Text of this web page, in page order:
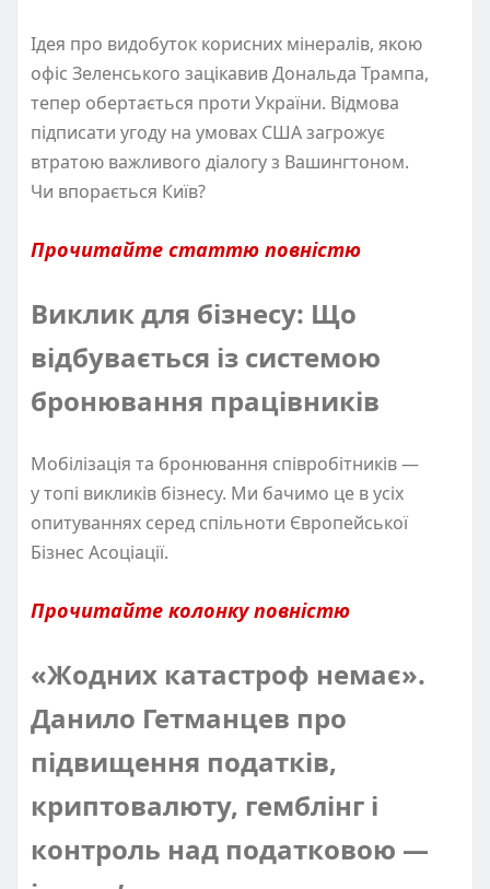
Ідея про видобуток корисних мінералів, якою
офіс Зеленського зацікавив Дональда Трампа,
тепер обертається проти України. Відмова
підписати угоду на умовах США загрожує
втратою важливого діалогу з Вашингтоном.
Чи впорається Київ?
Прочитайте статтю повністю
Виклик для бізнесу: Що
відбувається із системою
бронювання працівників
Мобілізація та бронювання співробітників —
у топі викликів бізнесу. Ми бачимо це в усіх
опитуваннях серед спільноти Європейської
Бізнес Асоціації.
Прочитайте колонку повністю
«Жодних катастроф немає».
Данило Гетманцев про
підвищення податків,
криптовалюту, гемблінг і
контроль над податковою —